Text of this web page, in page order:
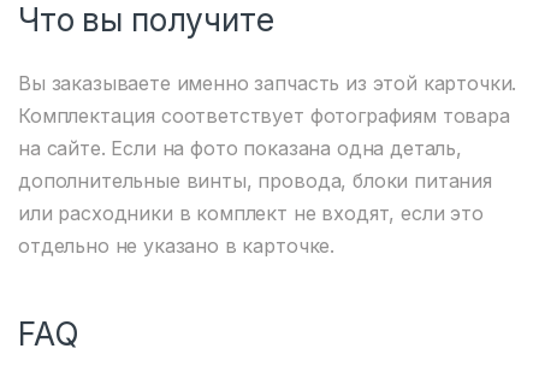
Что вы получите
Вы заказываете именно запчасть из этой карточки.
Комплектация соответствует фотографиям товара
на сайте. Если на фото показана одна деталь,
дополнительные винты, провода, блоки питания
или расходники в комплект не входят, если это
отдельно не указано в карточке.
FAQ